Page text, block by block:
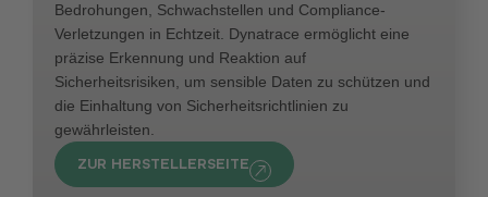
Bedrohungen, Schwachstellen und Compliance-
Verletzungen in Echtzeit. Dynatrace ermöglicht eine
präzise Erkennung und Reaktion auf
Sicherheitsrisiken, um sensible Daten zu schützen und
die Einhaltung von Sicherheitsrichtlinien zu
gewährleisten.
ZUR HERSTELLERSEITE